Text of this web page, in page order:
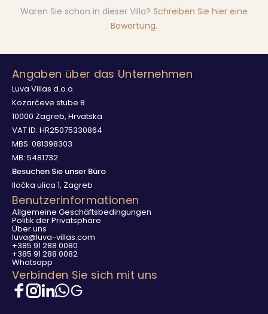
Waren Sie schon in dieser Villa? Schreiben Sie hier eine
Bewertung.
Angaben über das Unternehmen
Luva Villas d.o.o.
Kozarčeve stube 8
10000 Zagreb, Hrvatska
VAT ID: HR25075330864
MBS: 081398303
MB: 5481732
Besuchen Sie unser Büro
Iločka ulica 1, Zagreb
Benutzerinformationen
Allgemeine Geschäftsbedingungen
Politik der Privatsphäre
Über uns
luva@luva-villas.com
+385 91 288 0080
+385 91 288 0082
Whatsapp
Verbinden Sie sich mit uns